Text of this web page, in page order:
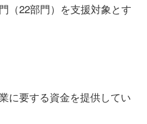
22部門）を支援対象とす
要する資金を提供してい